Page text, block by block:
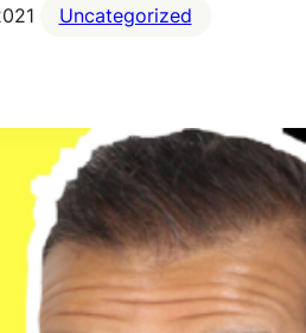
Uncategorized